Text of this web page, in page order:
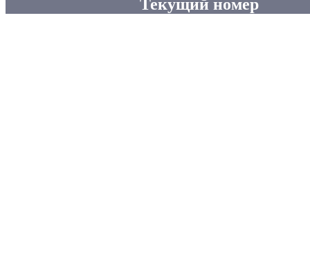
Текущий номер